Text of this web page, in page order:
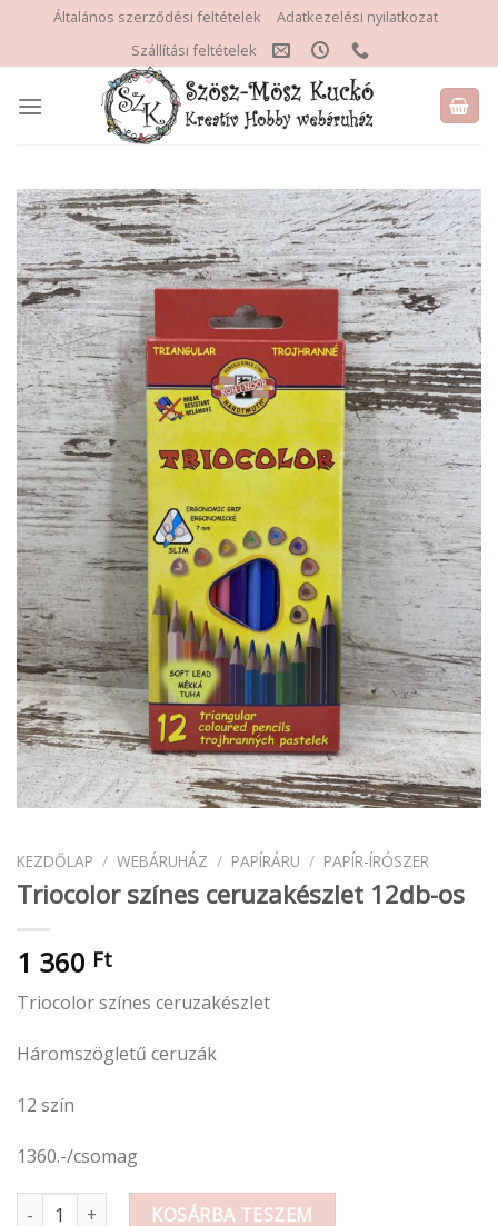
content
Általános szerződési feltételek
Adatkezelési nyilatkozat
Szállítási feltételek
KEZDŐLAP / WEBÁRUHÁZ / PAPÍRÁRU / PAPÍR-ÍRÓSZER
Triocolor színes ceruzakészlet 12db-os
1 360 Ft
Triocolor színes ceruzakészlet
Háromszögletű ceruzák
12 szín
1360.-/csomag
Triocolor színes ceruzakészlet 12db-os mennyiség
KOSÁRBA TESZEM